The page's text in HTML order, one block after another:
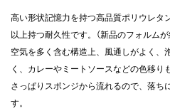
高い形状記憶力を持つ高品質ポリウレタ
以上持つ耐久性です。（新品のフォルムが
空気を多く含む構造上、風通しがよく、
く、カレーやミートソースなどの色移
さっぱりスポンジから流れるので、落ち
す。